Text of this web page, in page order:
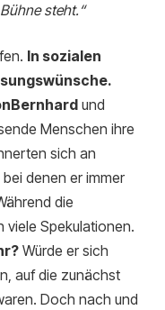
steht.“
In sozialen
und
Menschen ihre
sich an
denen er immer
die
viele Spekulationen.
Würde er sich
auf die zunächst
Doch nach und